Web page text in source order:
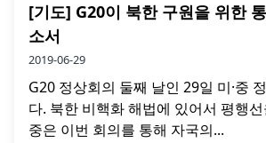
[기도] G20이 북한 구원을 위한
소서
2019-06-29
G20 정상회의 둘째 날인 29일 미·중
다. 북한 비핵화 해법에 있어서 평행선
중은 이번 회의를 통해 자국의...